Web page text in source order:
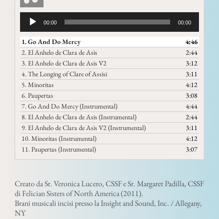
Audio
Player
00:00 00:00
1.Go And Do Mercy
4:46
2.El Anhelo de Clara de Asis
2:44
3.El Anhelo de Clara de Asis V2
3:12
4.The Longing of Clare of Assisi
3:11
5.Minoritas
4:12
6.Paupertas
3:08
7.Go And Do Mercy (Instrumental)
4:44
8.El Anhelo de Clara de Asis (Instrumental)
2:44
9.El Anhelo de Clara de Asis V2 (Instrumental)
3:11
10.Minoritas (Instrumental)
4:12
11.Paupertas (Instrumental) 3:07
Creato da Sr. Veronica Lucero, CSSF e Sr. Margaret Padilla, CSSF
di Felician Sisters of North America (2011).
Brani musicali incisi presso la Insight and Sound, Inc. / Allegany,
NY